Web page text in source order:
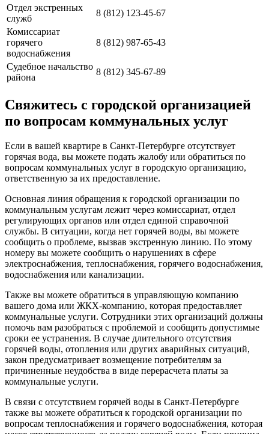
Отдел экстренных
служб
8 (812) 123-45-67
Комиссариат
горячего
водоснабжения
8 (812) 987-65-43
Судебное начальство
района
8 (812) 345-67-89
Свяжитесь с городской организацией
по вопросам коммунальных услуг
Если в вашей квартире в Санкт-Петербурге отсутствует
горячая вода, вы можете подать жалобу или обратиться по
вопросам коммунальных услуг в городскую организацию,
ответственную за их предоставление.
Основная линия обращения к городской организации по
коммунальным услугам лежит через комиссариат, отдел
регулирующих органов или отдел единой справочной
службы. В ситуации, когда нет горячей воды, вы можете
сообщить о проблеме, вызвав экстренную линию. По этому
номеру вы можете сообщить о нарушениях в сфере
электроснабжения, теплоснабжения, горячего водоснабжения,
водоснабжения или канализации.
Также вы можете обратиться в управляющую компанию
вашего дома или ЖКХ-компанию, которая предоставляет
коммунальные услуги. Сотрудники этих организаций должны
помочь вам разобраться с проблемой и сообщить допустимые
сроки ее устранения. В случае длительного отсутствия
горячей воды, отопления или других аварийных ситуаций,
закон предусматривает возмещение потребителям за
причиненные неудобства в виде перерасчета платы за
коммунальные услуги.
В связи с отсутствием горячей воды в Санкт-Петербурге
также вы можете обратиться к городской организации по
вопросам теплоснабжения и горячего водоснабжения, которая